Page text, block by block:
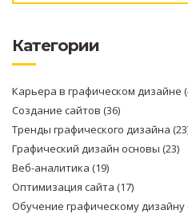
Категории
Карьера в графическом дизайне
Создание сайтов (36)
Тренды графического дизайна
Графический дизайн основы (23)
Веб-аналитика (19)
Оптимизация сайта (17)
Обучение графическому дизайну